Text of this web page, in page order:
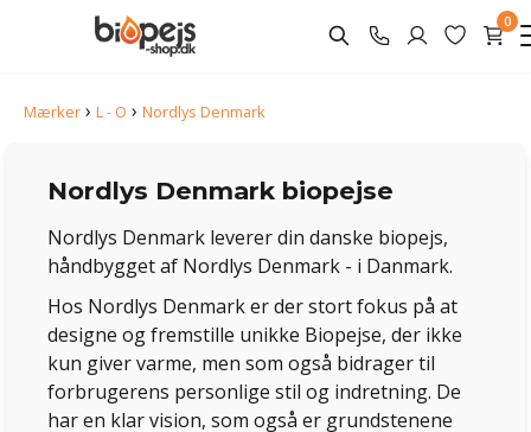
0
Mærker › L - O › Nordlys Denmark
Nordlys Denmark biopejse
Nordlys Denmark leverer din danske biopejs,
håndbygget af Nordlys Denmark - i Danmark.
Hos Nordlys Denmark er der stort fokus på at
designe og fremstille unikke Biopejse, der ikke
kun giver varme, men som også bidrager til
forbrugerens personlige stil og indretning. De
har en klar vision, som også er grundstenene